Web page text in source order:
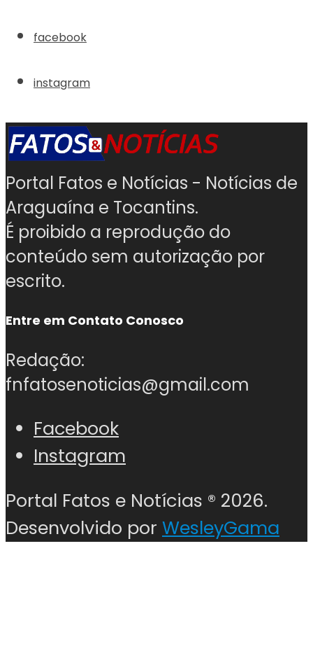
facebook
instagram
Portal Fatos e Notícias - Notícias de
Araguaína e Tocantins.
É proibido a reprodução do
conteúdo sem autorização por
escrito.
Entre em Contato Conosco
Redação:
fnfatosenoticias@gmail.com
Facebook
Instagram
Portal Fatos e Notícias ® 2026.
Desenvolvido por WesleyGama